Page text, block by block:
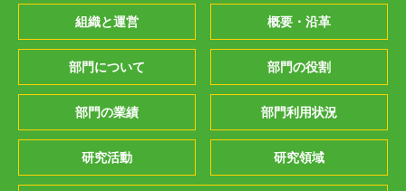
組織と運営 概要・沿革
部門について 部門の役割
部門の業績 部門利用状況
研究活動 研究領域